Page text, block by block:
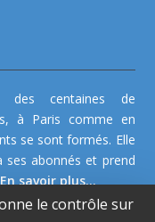
des centaines de
à Paris comme en
se sont formés. Elle
ses abonnés et prend
En savoir plus...
le contrôle sur